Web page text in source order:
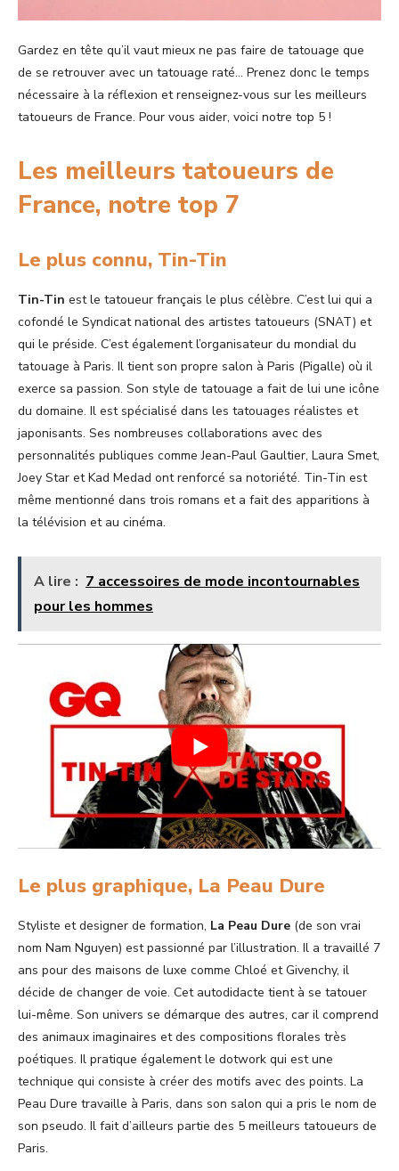
Gardez en tête qu’il vaut mieux ne pas faire de tatouage que
de se retrouver avec un tatouage raté… Prenez donc le temps
nécessaire à la réflexion et renseignez-vous sur les meilleurs
tatoueurs de France. Pour vous aider, voici notre top 5 !
Les meilleurs tatoueurs de
France, notre top 7
Le plus connu, Tin-Tin
Tin-Tin est le tatoueur français le plus célèbre. C’est lui qui a
cofondé le Syndicat national des artistes tatoueurs (SNAT) et
qui le préside. C’est également l’organisateur du mondial du
tatouage à Paris. Il tient son propre salon à Paris (Pigalle) où il
exerce sa passion. Son style de tatouage a fait de lui une icône
du domaine. Il est spécialisé dans les tatouages réalistes et
japonisants. Ses nombreuses collaborations avec des
personnalités publiques comme Jean-Paul Gaultier, Laura Smet,
Joey Star et Kad Medad ont renforcé sa notoriété. Tin-Tin est
même mentionné dans trois romans et a fait des apparitions à
la télévision et au cinéma.
A lire : 7 accessoires de mode incontournables
pour les hommes
Le plus graphique, La Peau Dure
Styliste et designer de formation, La Peau Dure (de son vrai
nom Nam Nguyen) est passionné par l’illustration. Il a travaillé 7
ans pour des maisons de luxe comme Chloé et Givenchy, il
décide de changer de voie. Cet autodidacte tient à se tatouer
lui-même. Son univers se démarque des autres, car il comprend
des animaux imaginaires et des compositions florales très
poétiques. Il pratique également le dotwork qui est une
technique qui consiste à créer des motifs avec des points. La
Peau Dure travaille à Paris, dans son salon qui a pris le nom de
son pseudo. Il fait d’ailleurs partie des 5 meilleurs tatoueurs de
Paris.